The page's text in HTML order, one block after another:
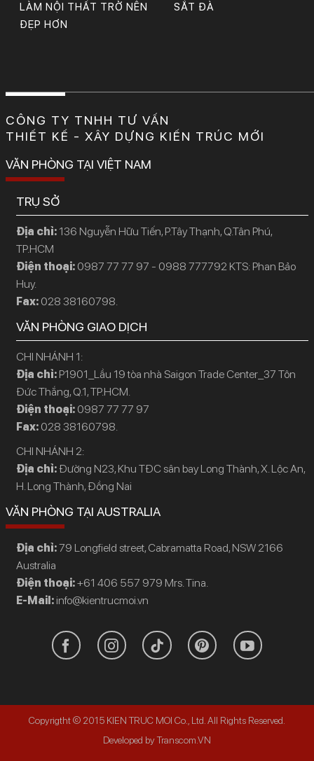
LÀM NỘI THẤT TRỞ NÊN
ĐẸP HƠN
SẮT ĐÀ
CÔNG TY TNHH TƯ VẤN
THIẾT KẾ - XÂY DỰNG KIẾN TRÚC MỚI
VĂN PHÒNG TẠI VIỆT NAM
TRỤ SỞ
Địa chỉ: 136 Nguyễn Hữu Tiến, P.Tây Thạnh, Q.Tân Phú,
TP.HCM
Điện thoại: 0987 77 77 97 - 0988 777792 KTS: Phan Bảo
Huy.
Fax: 028 38160798.
VĂN PHÒNG GIAO DỊCH
CHI NHÁNH 1:
Địa chỉ: P1901_Lầu 19 tòa nhà Saigon Trade Center_37 Tôn
Đức Thắng, Q.1, TP.HCM.
Điện thoại: 0987 77 77 97
Fax: 028 38160798.
CHI NHÁNH 2:
Địa chỉ:Đường N23, Khu TĐC sân bay Long Thành, X. Lộc An,
H. Long Thành, Đồng Nai
VĂN PHÒNG TẠI AUSTRALIA
Địa chỉ:79 Longfield street, Cabramatta Road, NSW 2166
Australia
Điện thoại:+61 406 557 979 Mrs. Tina.
E-Mail: info@kientrucmoi.vn
Developed by Transcom.VN
Copyrigtht © 2015 KIEN TRUC MOI Co., Ltd. All Rights Reserved.